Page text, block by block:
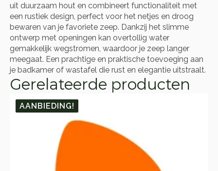
uit duurzaam hout en combineert functionaliteit met
een rustiek design, perfect voor het netjes en droog
bewaren van je favoriete zeep. Dankzij het slimme
ontwerp met openingen kan overtollig water
gemakkelijk wegstromen, waardoor je zeep langer
meegaat. Een prachtige en praktische toevoeging aan
je badkamer of wastafel die rust en elegantie uitstraalt.
Gerelateerde producten
AANBIEDING!